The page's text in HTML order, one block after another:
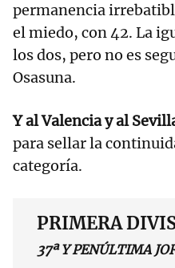
permanencia
el miedo, con 42. La
los dos, pero no es
Osasuna.
Y al Valencia y al
para sellar la
categoría.
PRIMERA
37ª Y PENÚLTIMA